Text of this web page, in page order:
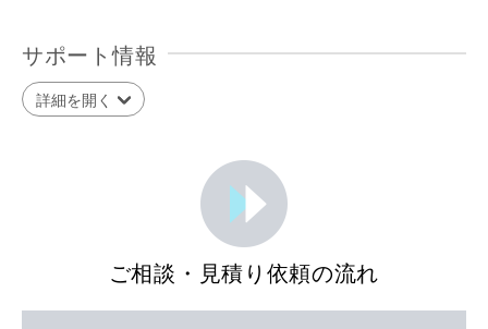
サポート情報
詳細を開く
ご相談・見積り依頼の流れ